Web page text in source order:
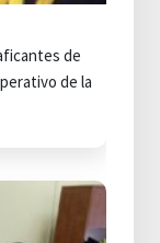
de
de la